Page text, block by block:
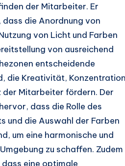
der Mitarbeiter. Er
die Anordnung von
von Licht und Farben
von ausreichend
entscheidende
die Kreativität, Konzentration
der Mitarbeiter fördern. Der
dass die Rolle des
und die Auswahl der Farben
um eine harmonische und
zu schaffen. Zudem
eine optimale